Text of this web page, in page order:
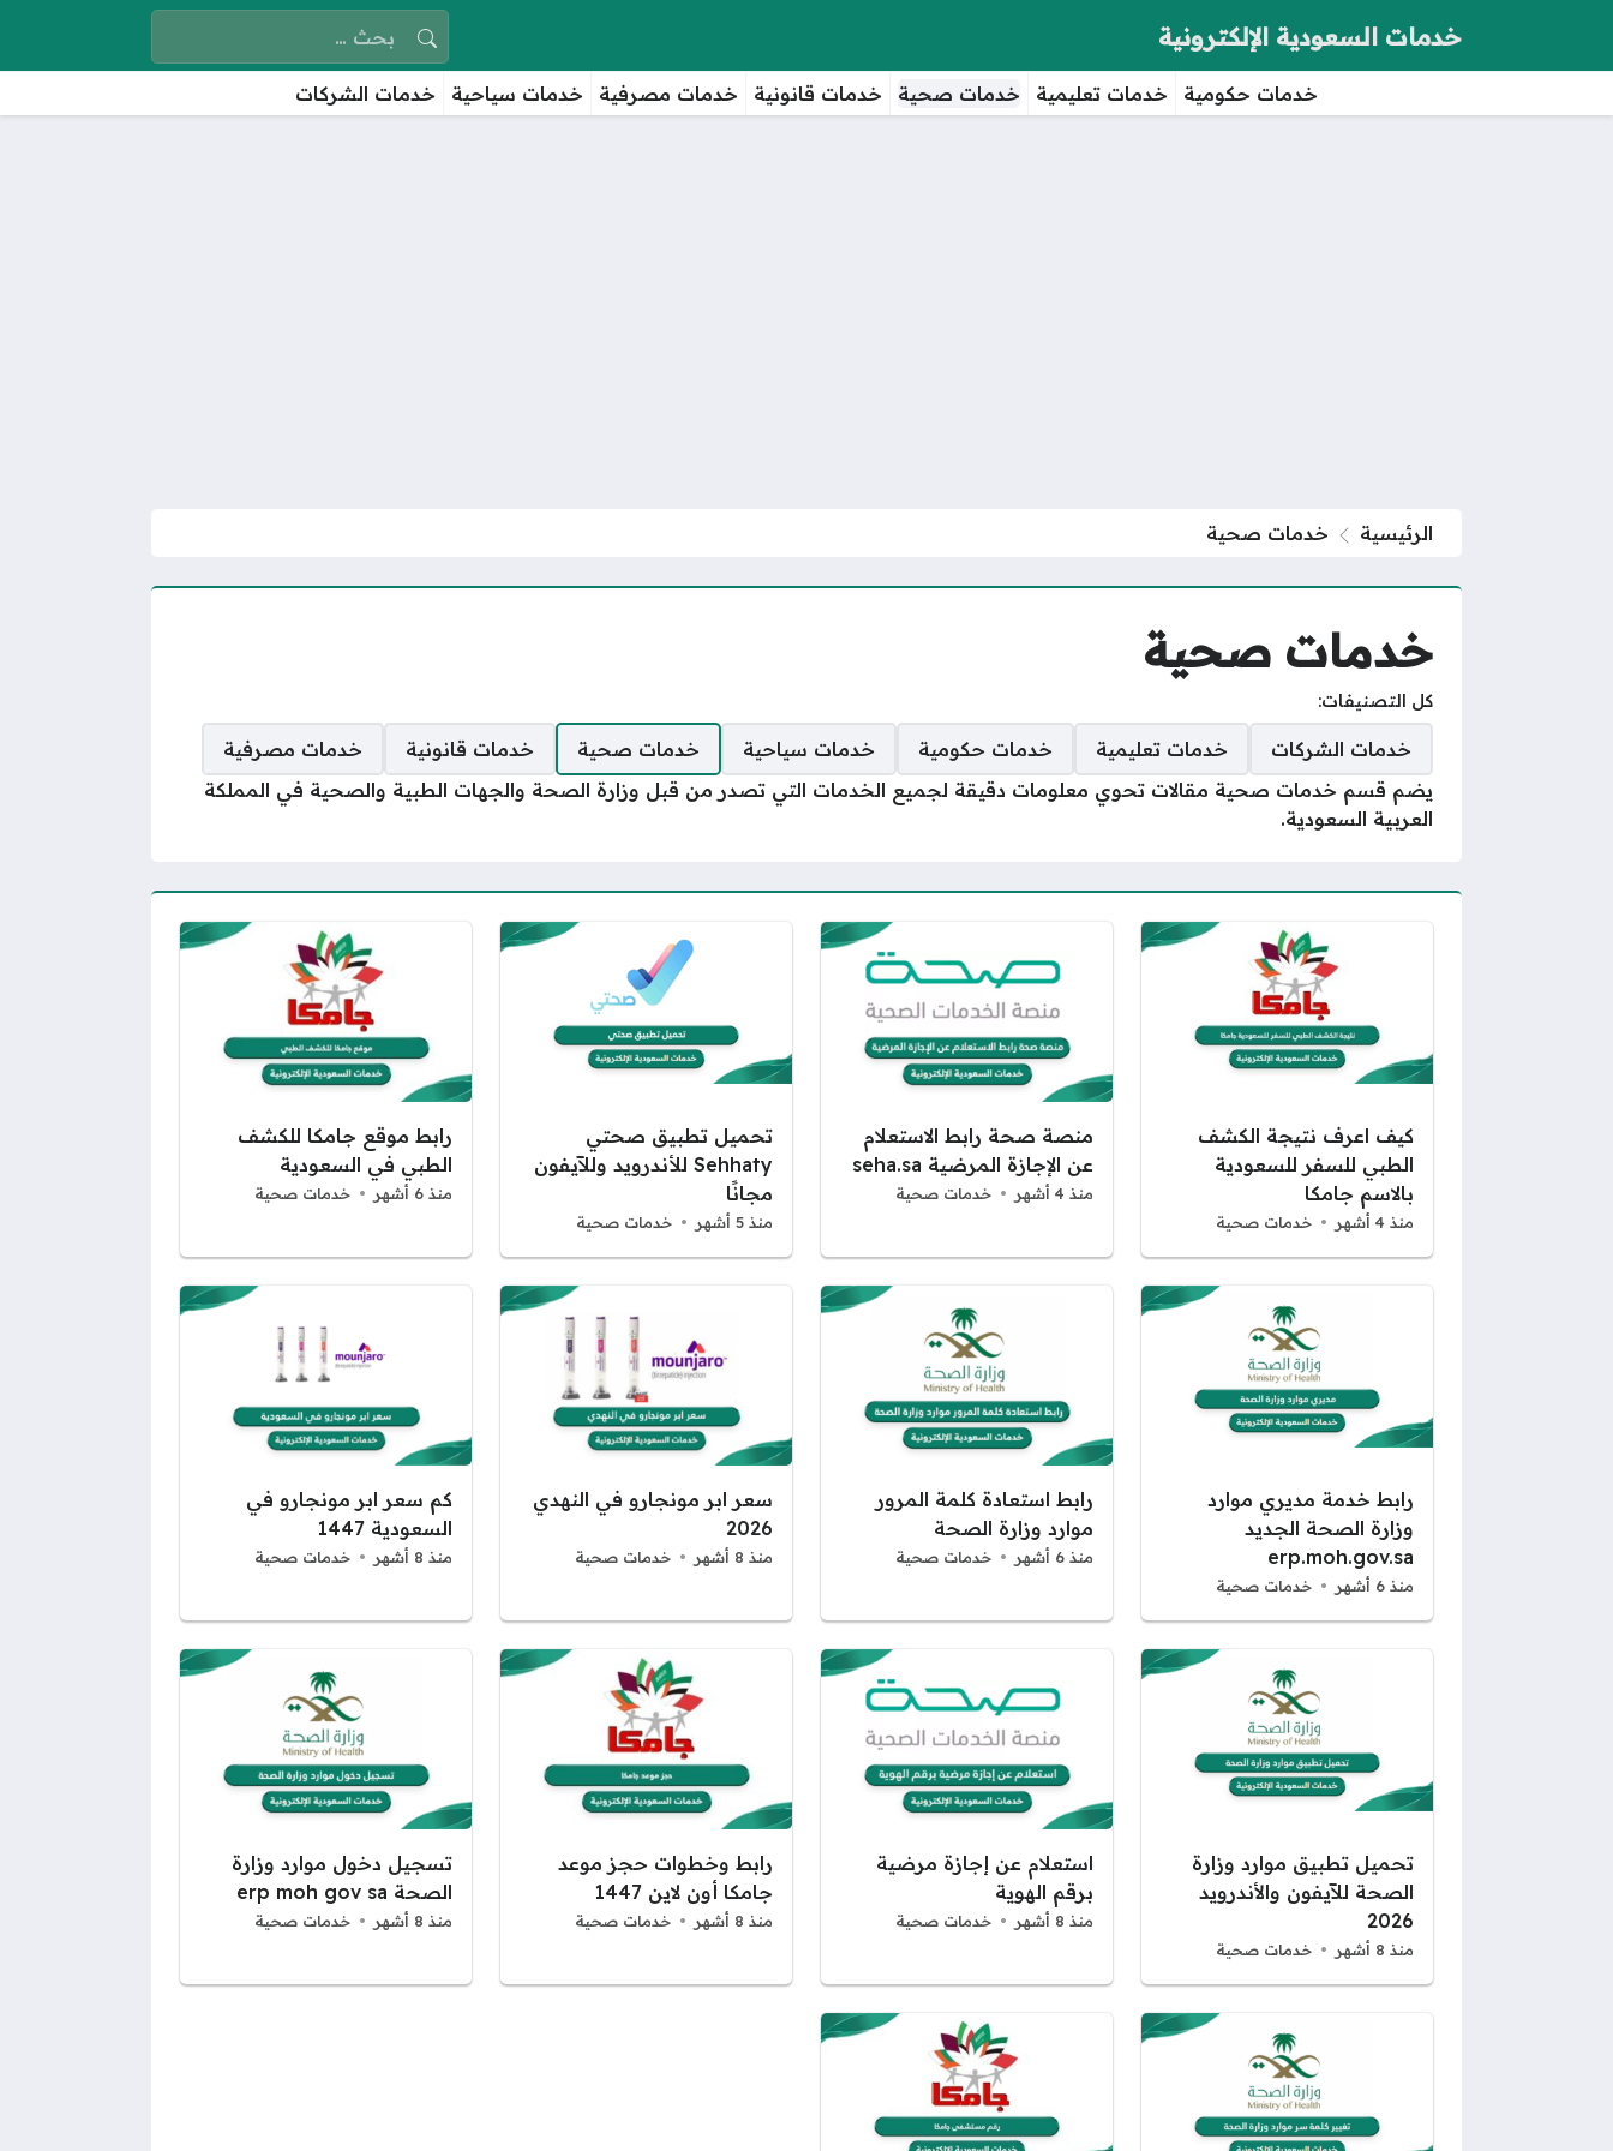
خدمات السعودية الإلكترونية البحث عن:
خدمات حكومية خدمات تعليمية خدمات صحية خدمات قانونية خدمات مصرفية خدمات سياحية خدمات الشركات
الرئيسية خدمات صحية
خدمات صحية
كل التصنيفات:
خدمات الشركات خدمات تعليمية خدمات حكومية خدمات سياحية خدمات صحية خدمات قانونية
خدمات مصرفية
يضم قسم خدمات صحية مقالات تحوي معلومات دقيقة لجميع الخدمات التي تصدر من قبل وزارة الصحة والجهات الطبية والصحية في المملكة
العربية السعودية.
كيف اعرف نتيجة الكشف
الطبي للسفر للسعودية
بالاسم جامكا
منذ 4 أشهر خدمات صحية
منصة صحة رابط الاستعلام
عن الإجازة المرضية seha.sa
منذ 4 أشهر خدمات صحية
تحميل تطبيق صحتي
Sehhaty للأندرويد وللآيفون
مجانًا
منذ 5 أشهر خدمات صحية
رابط موقع جامكا للكشف
الطبي في السعودية
منذ 6 أشهر خدمات صحية
رابط خدمة مديري موارد
وزارة الصحة الجديد
erp.moh.gov.sa
منذ 6 أشهر خدمات صحية
رابط استعادة كلمة المرور
موارد وزارة الصحة
منذ 6 أشهر خدمات صحية
سعر ابر مونجارو في النهدي
2026
منذ 8 أشهر خدمات صحية
كم سعر ابر مونجارو في
السعودية 1447
منذ 8 أشهر خدمات صحية
تحميل تطبيق موارد وزارة
الصحة للآيفون والأندرويد
2026
منذ 8 أشهر خدمات صحية
استعلام عن إجازة مرضية
برقم الهوية
منذ 8 أشهر خدمات صحية
رابط وخطوات حجز موعد
جامكا أون لاين 1447
منذ 8 أشهر خدمات صحية
تسجيل دخول موارد وزارة
الصحة erp moh gov sa
منذ 8 أشهر خدمات صحية